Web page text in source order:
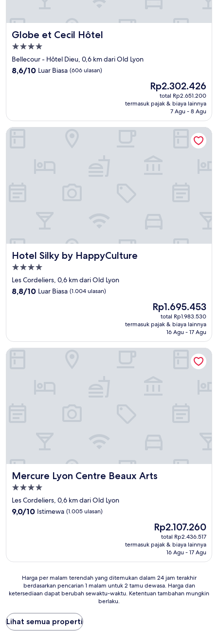
Globe et Cecil Hôtel
Globe et Cecil Hôtel
Properti
bintang
4.0
Bellecour - Hôtel Dieu, 0,6 km dari Old Lyon
8.6
ulasan)
8,6/10 Luar Biasa (606 ulasan)
Harga
sekarang
Rp2.302.426
Rp2.302.426
total Rp2.651.200
termasuk pajak & biaya lainnya
7 Agu - 8 Agu
Hotel Silky by HappyCulture
Hotel Silky by HappyCulture
Properti
bintang
4.0
Les Cordeliers, 0,6 km dari Old Lyon
8.8
ulasan)
8,8/10 Luar Biasa (1.004 ulasan)
Harga
sekarang
Rp1.695.453
Rp1.695.453
total Rp1.983.530
termasuk pajak & biaya lainnya
16 Agu - 17 Agu
Hotel Silky by HappyCulture
Mercure Lyon Centre Beaux Arts
Mercure Lyon Centre Beaux Arts
Properti
bintang
4.0
Les Cordeliers, 0,6 km dari Old Lyon
9.0
9,0/10 Istimewa (1.005 ulasan)
Harga
sekarang
Rp2.107.260
Rp2.107.260
total Rp2.436.517
termasuk pajak & biaya lainnya
16 Agu - 17 Agu
Mercure Lyon Centre Beaux Arts
Harga
malam
yang
ditemukan
Harga per malam terendah yang ditemukan dalam 24 jam terakhir
berdasarkan pencarian 1 malam untuk 2 tamu dewasa. Harga dan
ketersediaan dapat berubah sewaktu-waktu. Ketentuan tambahan mungkin
berlaku.
Lihat semua properti